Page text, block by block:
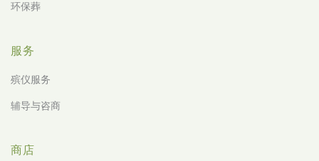
环保葬
服务
殡仪服务
辅导与咨商
商店